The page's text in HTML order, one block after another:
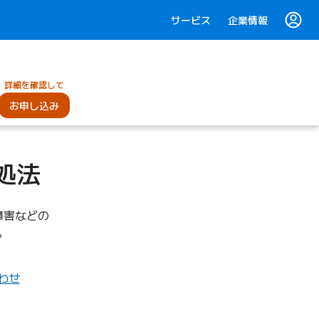
サービス 企業情報
詳細を確認して
お申し込み
法
などの
せ